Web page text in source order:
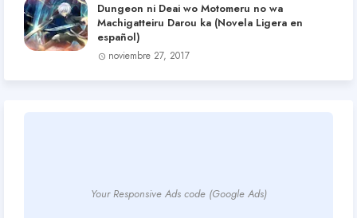
Dungeon ni Deai wo Motomeru no wa
Machigatteiru Darou ka (Novela Ligera en
español)
noviembre 27, 2017
Your Responsive Ads code (Google Ads)